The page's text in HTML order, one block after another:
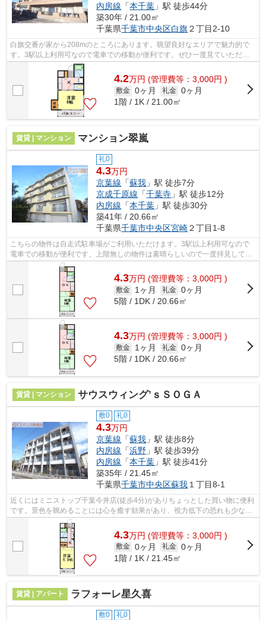
内房線 「本千葉 」駅 徒歩44分
築30年 / 21.00㎡
千葉県千葉市中央区白旗２丁目2-10
白旗交番が家から208mのところにあります。眺望良好なエリアで魅力的で
す。3駅以上利用可なので電車での移動が便利です。ぜひ一度見ていただき
たい、「ポポロビル」です。丁寧かつ迅速...
4.2万円 (管理費等：3,000円 )
敷金 0ヶ月 礼金 0ヶ月
1階 / 1K / 21.00㎡
賃貸 | マンション マンション翠嵐
礼0
4.3万円
京葉線 「蘇我 」駅 徒歩7分
京成千原線 「千葉寺 」駅 徒歩12分
内房線 「本千葉 」駅 徒歩30分
築41年 / 20.66㎡
千葉県千葉市中央区宮崎２丁目1-8
こちらの物件は自走式駐車場がご利用いただけます。3駅以上利用可なので
電車での移動が便利です。上階無しの物件は素晴らしいので一度拝見してみ
ませんか。共用部には敷地内ごみ置き場...
4.3万円 (管理費等：3,000円 )
敷金 1ヶ月 礼金 0ヶ月
5階 / 1DK / 20.66㎡
4.3万円 (管理費等：3,000円 )
敷金 1ヶ月 礼金 0ヶ月
5階 / 1DK / 20.66㎡
賃貸 | マンション サウスウィング’ｓＳＯＧＡ
敷0 礼0
4.3万円
京葉線 「蘇我 」駅 徒歩8分
内房線 「浜野 」駅 徒歩39分
内房線 「本千葉 」駅 徒歩41分
築35年 / 21.45㎡
千葉県千葉市中央区蘇我１丁目8-1
近くにはミニストップ千葉今井店(徒歩4分)がありちょっとした買い物に便利
です。景色を眺めることには心を癒す効果があり、視力低下の恐れも少なく
してくれます。通風良好なマンション...
4.3万円 (管理費等：3,000円 )
敷金 0ヶ月 礼金 0ヶ月
1階 / 1K / 21.45㎡
賃貸 | アパート ラフォーレ星久喜
敷0 礼0